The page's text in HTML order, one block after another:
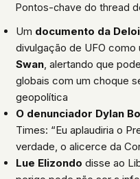
Pontos-chave do thread
Um documento da
divulgação de UFO como
Swan, alertando que
globais com um choque
geopolítica
O denunciador Dylan
Times: “Eu aplaudiria o
verdade, o alicerce da
Lue Elizondo disse ao